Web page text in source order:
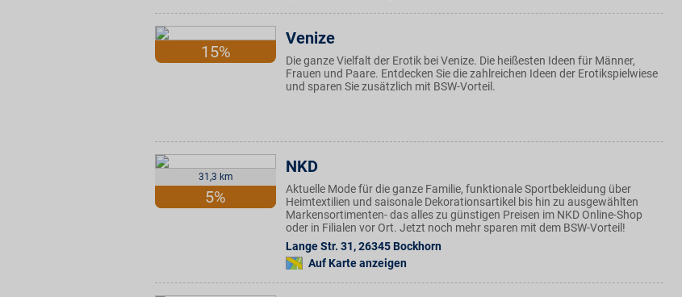
15%
Venize
Die ganze Vielfalt der Erotik bei Venize. Die heißesten Ideen für Männer,
Frauen und Paare. Entdecken Sie die zahlreichen Ideen der Erotikspielwiese
und sparen Sie zusätzlich mit BSW-Vorteil.
31,3 km
5%
NKD
Aktuelle Mode für die ganze Familie, funktionale Sportbekleidung über
Heimtextilien und saisonale Dekorationsartikel bis hin zu ausgewählten
Markensortimenten- das alles zu günstigen Preisen im NKD Online-Shop
oder in Filialen vor Ort. Jetzt noch mehr sparen mit dem BSW-Vorteil!
Lange Str. 31,26345 Bockhorn
Auf Karte anzeigen